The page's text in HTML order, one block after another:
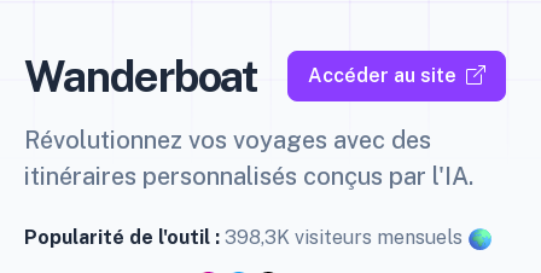
Wanderboat Accéder au site
Révolutionnez vos voyages avec des
itinéraires personnalisés conçus par l'IA.
Popularité de l'outil : 398,3K visiteurs mensuels